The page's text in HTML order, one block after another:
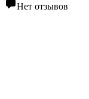
Нет отзывов